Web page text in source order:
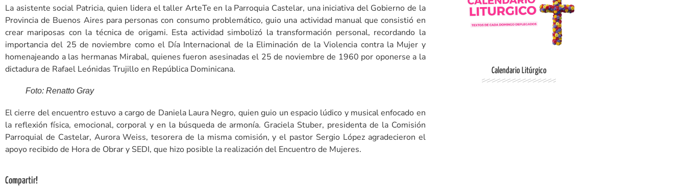
La asistente social Patricia, quien lidera el taller ArteTe en la Parroquia Castelar, una iniciativa del Gobierno de la
Provincia de Buenos Aires para personas con consumo problemático, guio una actividad manual que consistió en
crear mariposas con la técnica de origami. Esta actividad simbolizó la transformación personal, recordando la
importancia del 25 de noviembre como el Día Internacional de la Eliminación de la Violencia contra la Mujer y
homenajeando a las hermanas Mirabal, quienes fueron asesinadas el 25 de noviembre de 1960 por oponerse a la
dictadura de Rafael Leónidas Trujillo en República Dominicana.
Foto: Renatto Gray
El cierre del encuentro estuvo a cargo de Daniela Laura Negro, quien guio un espacio lúdico y musical enfocado en
la reflexión física, emocional, corporal y en la búsqueda de armonía. Graciela Stuber, presidenta de la Comisión
Parroquial de Castelar, Aurora Weiss, tesorera de la misma comisión, y el pastor Sergio López agradecieron el
apoyo recibido de Hora de Obrar y SEDI, que hizo posible la realización del Encuentro de Mujeres.
Compartir!
Ingresar
Calendario Litúrgico